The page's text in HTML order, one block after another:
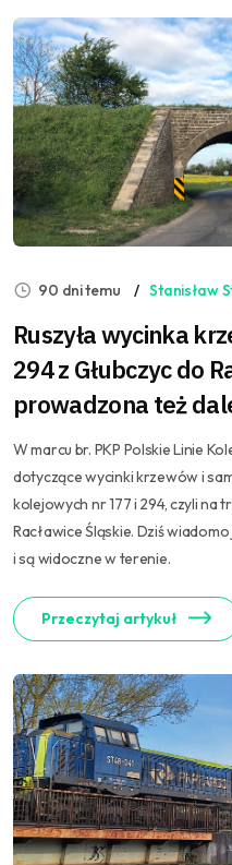
90 dni temu Stanisław
Ruszyła wycinka
294 z Głubczyc do
prowadzona też
W marcu br. PKP Polskie Linie
dotyczące wycinki krzewów i
kolejowych nr 177 i 294, czyli na
Racławice Śląskie. Dziś
i są widoczne w terenie.
Przeczytaj artykuł